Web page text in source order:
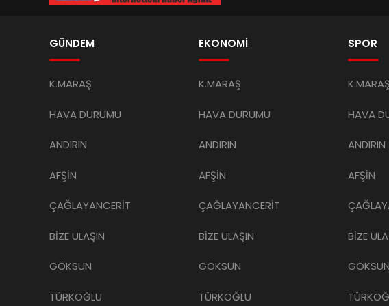
GÜNDEM
K.MARAŞ
HAVA DURUMU
ANDIRIN
AFŞİN
ÇAĞLAYANCERİT
BİZE ULAŞIN
GÖKSUN
TÜRKOĞLU
EKONOMİ
K.MARAŞ
HAVA DURUMU
ANDIRIN
AFŞİN
ÇAĞLAYANCERİT
BİZE ULAŞIN
GÖKSUN
TÜRKOĞLU
SPOR
K.MARAŞ
HAVA
ANDIRIN
AFŞİN
BİZE
GÖKSUN